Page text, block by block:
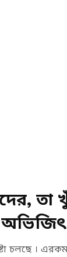
চেষ্টা চলছে ।